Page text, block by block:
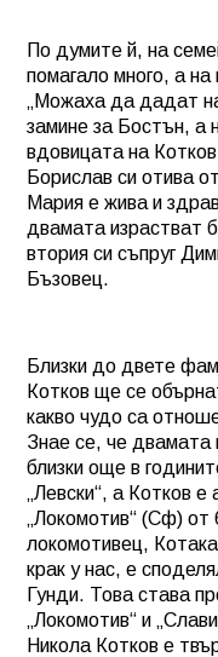
По думите й, на
помагало много, а
„Можаха да дадат
замине за Бостън, а
вдовицата на
Борислав си отива
Мария е жива и
двамата израстват
втория си съпруг
Бъзовец.
Близки до двете
Котков ще се
какво чудо са
Знае се, че двамата
близки още в
„Левски“, а Котков е
„Локомотив“ (Сф) от
локомотивец,
крак у нас, е
Гунди. Това става
„Локомотив“ и
Никола Котков е